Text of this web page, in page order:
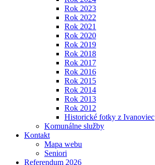
Rok 2023
Rok 2022
Rok 2021
Rok 2020
Rok 2019
Rok 2018
Rok 2017
Rok 2016
Rok 2015
Rok 2014
Rok 2013
Rok 2012
Historické fotky z Ivanoviec
Komunálne služby
Kontakt
Mapa webu
Seniori
Referendum 2026